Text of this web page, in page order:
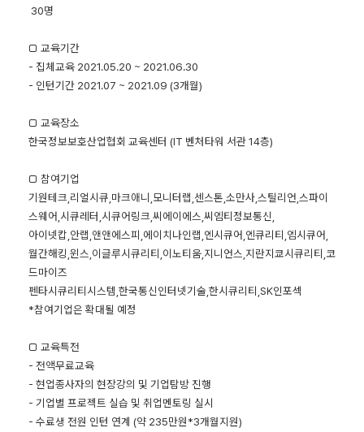
30명
□ 교육기간
- 집체교육 2021.05.20 ~ 2021.06.30
- 인턴기간 2021.07 ~ 2021.09 (3개월)
□ 교육장소
한국정보보호산업협회 교육센터 (IT 벤처타워 서관 14층)
□ 참여기업
기원테크,리얼시큐,마크애니,모니터랩,센스톤,소만사,스틸리언,스파이
스웨어,시큐레터,시큐어링크,씨에이에스,씨엠티정보통신,
아이넷캅,안랩,앤앤에스피,에이치나인랩,엔시큐어,엔큐리티,엠시큐어,
월간해킹,윈스,이글루시큐리티,이노티움,지니언스,지란지쿄시큐리티,코
드마이즈
펜타시큐리티시스템,한국통신인터넷기술,한시큐리티,SK인포섹
*참여기업은 확대될 예정
□ 교육특전
- 전액무료교육
- 현업종사자의 현장강의 및 기업탐방 진행
- 기업별 프로젝트 실습 및 취업멘토링 실시
- 수료생 전원 인턴 연계 (약 235만원*3개월지원)